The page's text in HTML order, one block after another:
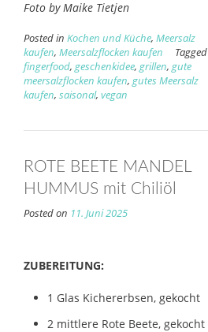
Foto by Maike Tietjen
Posted in Kochen und Küche, Meersalz
kaufen, Meersalzflocken kaufen
Tagged
fingerfood, geschenkidee, grillen, gute
meersalzflocken kaufen, gutes Meersalz
kaufen, saisonal, vegan
ROTE BEETE MANDEL
HUMMUS mit Chiliöl
Posted on 11. Juni 2025
ZUBEREITUNG:
1 Glas Kichererbsen, gekocht
2 mittlere Rote Beete, gekocht